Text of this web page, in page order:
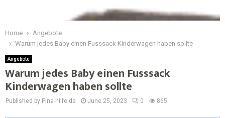
Home
Angebote
Warum jedes Baby einen Fusssack Kinderwagen haben sollte
Angebote
Warum jedes Baby einen Fusssack
Kinderwagen haben sollte
Published by Pina-hilfe.de June 25, 2023 0 865